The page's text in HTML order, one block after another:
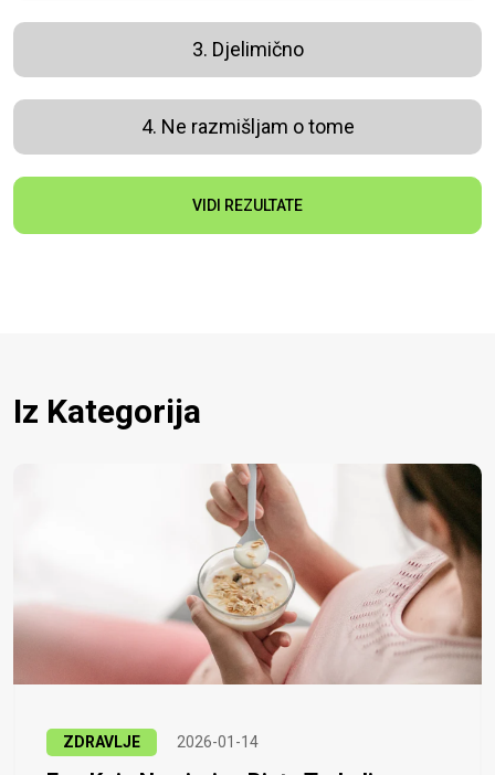
3. Djelimično
4. Ne razmišljam o tome
VIDI REZULTATE
Iz Kategorija
ZDRAVLJE 2026-01-14